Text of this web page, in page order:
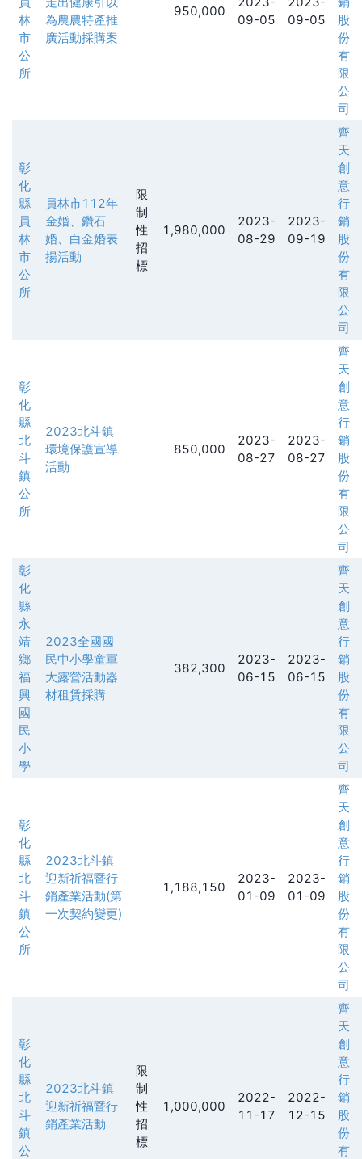
林
市
公
所
為農農特產推
廣活動採購案
950,000
09-05
09-05
股
份
有
限
公
司
彰
化
縣
員
林
市
公
所
員林市112年
金婚、鑽石
婚、白金婚表
揚活動
限
制
性
招
標
1,980,000
2023-
08-29
2023-
09-19
齊
天
創
意
行
銷
股
份
有
限
公
司
彰
化
縣
北
斗
鎮
公
所
2023北斗鎮
環境保護宣導
活動
850,000
2023-
08-27
2023-
08-27
齊
天
創
意
行
銷
股
份
有
限
公
司
彰
化
縣
永
靖
鄉
福
興
國
民
小
學
2023全國國
民中小學童軍
大露營活動器
材租賃採購
382,300
2023-
06-15
2023-
06-15
齊
天
創
意
行
銷
股
份
有
限
公
司
彰
化
縣
北
斗
鎮
公
所
2023北斗鎮
迎新祈福暨行
銷產業活動(第
一次契約變更)
1,188,150
2023-
01-09
2023-
01-09
齊
天
創
意
行
銷
股
份
有
限
公
司
彰
化
縣
北
斗
鎮
公
2023北斗鎮
迎新祈福暨行
銷產業活動
限
制
性
招
標
1,000,000
2022-
11-17
2022-
12-15
齊
天
創
意
行
銷
股
份
有